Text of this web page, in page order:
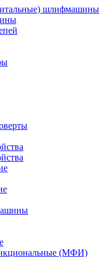
шлифмашины
(МФИ)